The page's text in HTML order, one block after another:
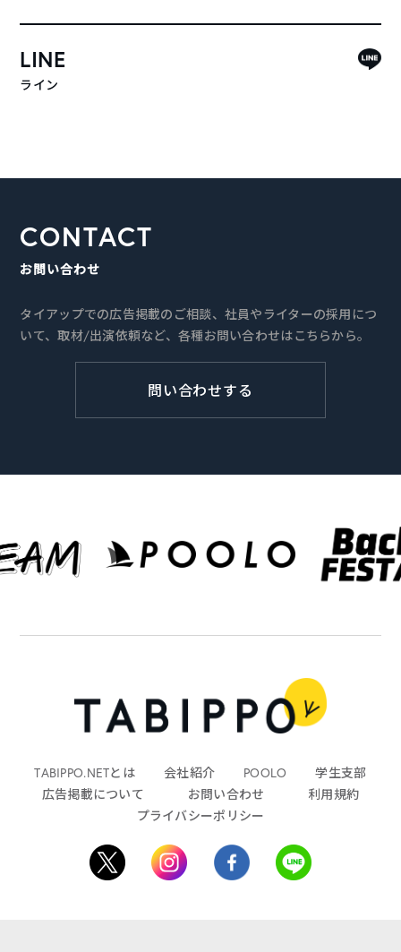
LINE
ライン
CONTACT
お問い合わせ
タイアップでの広告掲載のご相談、社員やライターの採用につ
いて、取材/出演依頼など、各種お問い合わせはこちらから。
問い合わせする
TABIPPO.NETとは 会社紹介 POOLO
学生支部
広告掲載について
お問い合わせ
利用規約
プライバシーポリシー